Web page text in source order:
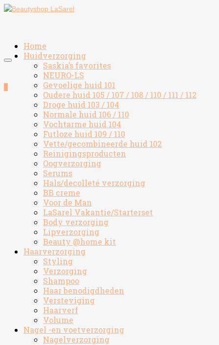
Home
Huidverzorging
Saskia’s favorites
NEURO-LS
Gevoelige huid 101
Oudere huid 105 / 107 / 108 / 110 / 111 / 112
Droge huid 103 / 104
Normale huid 106 / 110
Vochtarme huid 104
Futloze huid 109 / 110
Vette/gecombineerde huid 102
Reinigingsproducten
Oogverzorging
Serums
Hals/decolleté verzorging
BB creme
Voor de Man
LaSarel Vakantie/Starterset
Body verzorging
Lipverzorging
Beauty @home kit
Haarverzorging
Styling
Verzorging
Shampoo
Haar benodigdheden
Versteviging
Haarverf
Volume
Nagel -en voetverzorging
Nagelverzorging